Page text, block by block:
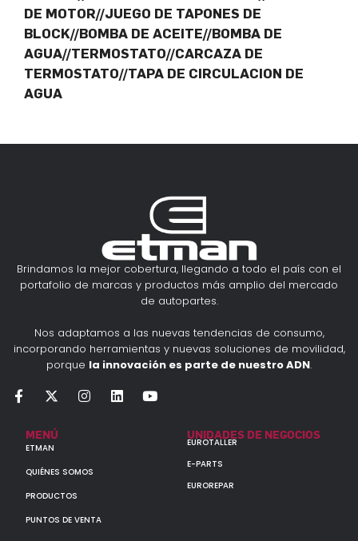
DE MOTOR//JUEGO DE TAPONES DE
BLOCK//BOMBA DE ACEITE//BOMBA DE
AGUA//TERMOSTATO//CARCAZA DE
TERMOSTATO//TAPA DE CIRCULACION DE
AGUA
Brindamos la mejor cobertura, llegando a todo el país con el
portafolio de marcas y productos más amplio del mercado
de autopartes.
Nos adaptamos a las nuevas tendencias de consumo,
incorporando herramientas y nuevas soluciones de movilidad,
porque la innovación es parte de nuestro ADN.
MENÚ
ETMAN
QUIÉNES SOMOS
PRODUCTOS
PUNTOS DE VENTA
UNIDADES DE NEGOCIOS
EUROTALLER
E-PARTS
EUROREPAR